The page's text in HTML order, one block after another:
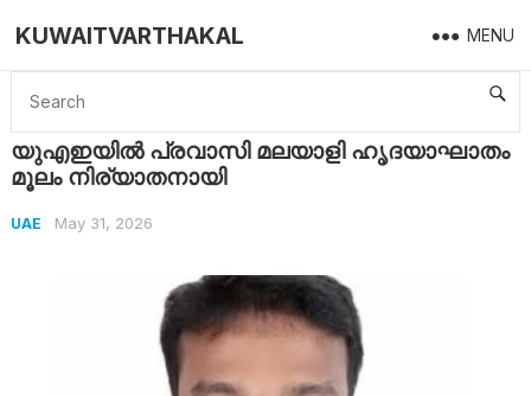
KUWAITVARTHAKAL MENU
Home UAE യുഎഇയിൽ പ്രവാസി മലയാളി ഹൃദയാഘാതം മൂലം നിര്യാതനായി
യുഎഇയിൽ പ്രവാസി മലയാളി ഹൃദയാഘാതം
മൂലം നിര്യാതനായി
UAE May 31, 2026